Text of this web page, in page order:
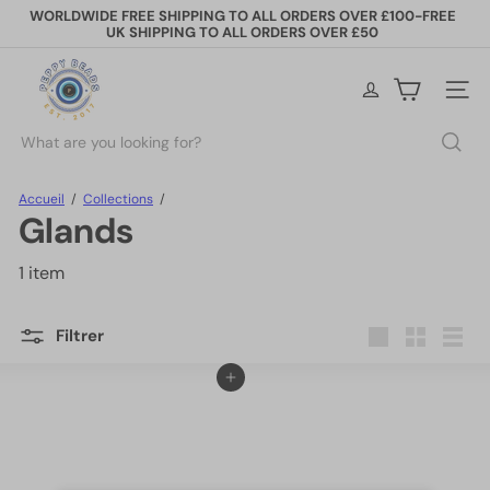
Passer
Diaporama
WORLDWIDE FREE SHIPPING TO ALL ORDERS OVER £100-FREE
UK SHIPPING TO ALL ORDERS OVER £50
y
e
a
d
Rechercher
Accueil Collections
Glands
1 item
Filtrer
Ajouter au panier